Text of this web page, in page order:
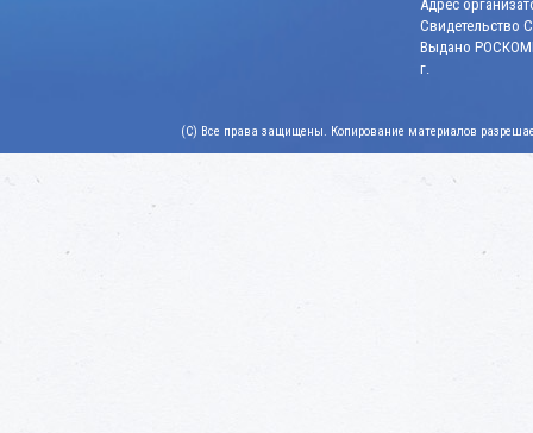
Адрес
Свидетельство
Выдано
г.
(C) Все права защищены. Копирование материалов